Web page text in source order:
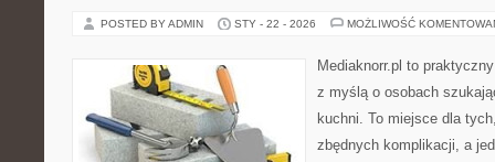
POSTED BY ADMIN STY - 22 - 2026 MOŻLIWOŚĆ
Mediaknorr.pl to
z myślą o osobach
kuchni. To miejsce dla
zbędnych komplikacji, a